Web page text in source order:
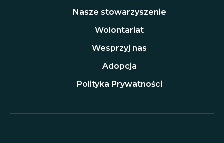
Nasze stowarzyszenie
Wolontariat
Wesprzyj nas
Adopcja
Polityka Prywatności